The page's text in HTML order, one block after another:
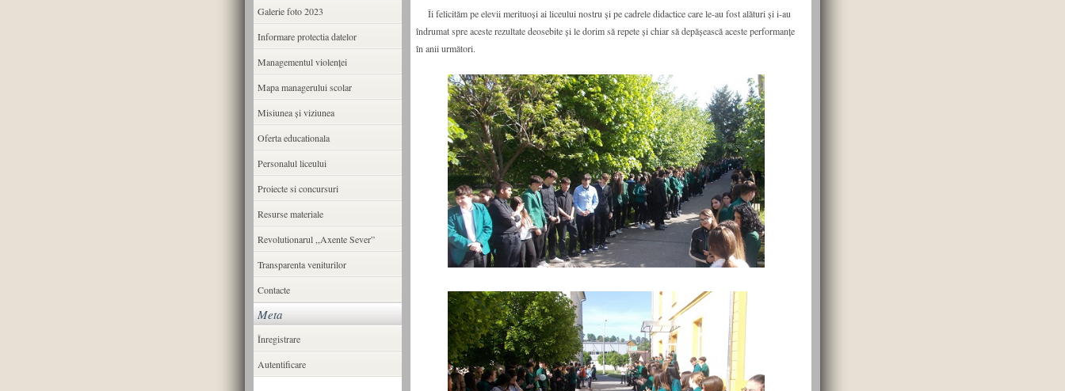
Îi felicităm pe elevii merituoși ai liceului nostru și pe cadrele didactice care le-au fost alături și i-au
îndrumat spre aceste rezultate deosebite și le dorim să repete și chiar să depășească aceste performanțe
în anii următori.
Galerie foto 2023
Informare protectia datelor
Managementul violenței
Mapa managerului scolar
Misiunea şi viziunea
Oferta educationala
Personalul liceului
Proiecte si concursuri
Resurse materiale
Revolutionarul ,,Axente Sever”
Transparenta veniturilor
Contacte
Meta
Înregistrare
Autentificare